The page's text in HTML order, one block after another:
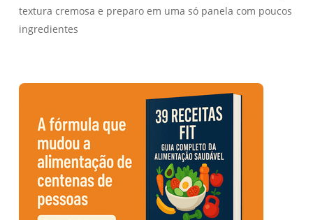
textura cremosa e preparo em uma só panela com poucos
ingredientes